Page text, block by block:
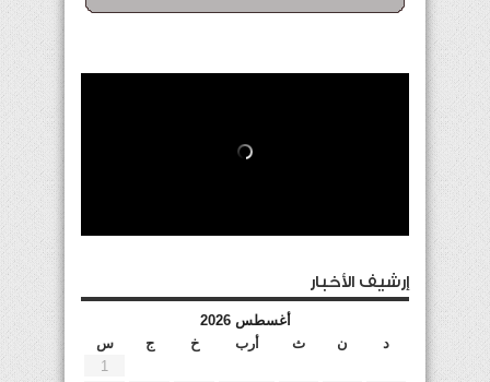
إرشيف الأخبار
أغسطس 2026
د
ن ث أرب خ ج
س
1